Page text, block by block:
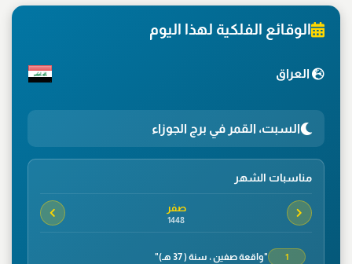
الوقائع الفلكية لهذا اليوم
العراق
السبت، القمر في برج الجوزاء
مناسبات الشهر
صفر
1448
1 "واقعة صفين ، سنة ( 37 هـ)"